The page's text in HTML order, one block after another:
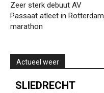
Zeer sterk debuut AV
Passaat atleet in Rotterdam
marathon
Actueel weer
SLIEDRECHT